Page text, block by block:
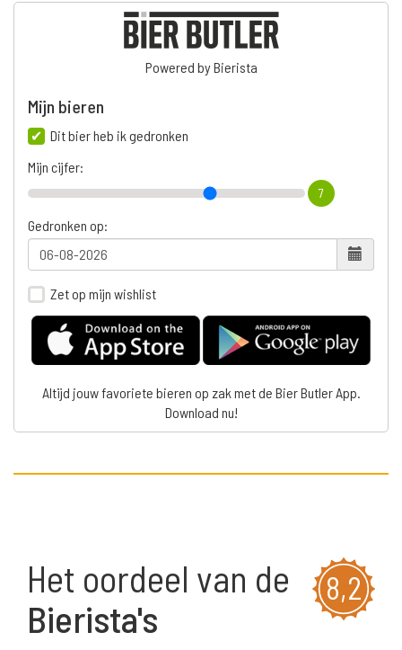
Powered by Bierista
Mijn bieren
Dit bier heb ik gedronken
Mijn cijfer:
7
Gedronken op:
Zet op mijn wishlist
Altijd jouw favoriete bieren op zak met de Bier Butler App.
Download nu!
8,2
Het oordeel van de
Bierista's